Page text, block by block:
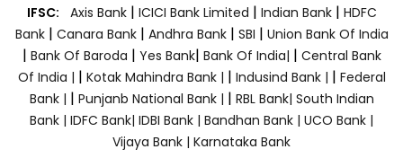
IFSC: Axis Bank | ICICI Bank Limited | Indian Bank | HDFC
Bank| Canara Bank | Andhra Bank| SBI | Union Bank Of India
| Bank Of Baroda | Yes Bank| Bank Of India| | Central Bank
Of India | | Kotak Mahindra Bank | | Indusind Bank | | Federal
Bank | | Punjanb National Bank | | RBL Bank| South Indian
Bank | IDFC Bank| IDBI Bank | Bandhan Bank | UCO Bank |
Vijaya Bank | Karnataka Bank